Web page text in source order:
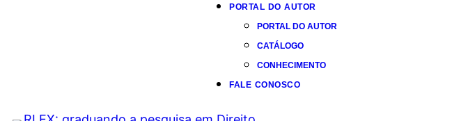
PORTAL DO AUTOR
PORTAL DO AUTOR
CATÁLOGO
CONHECIMENTO
FALE CONOSCO